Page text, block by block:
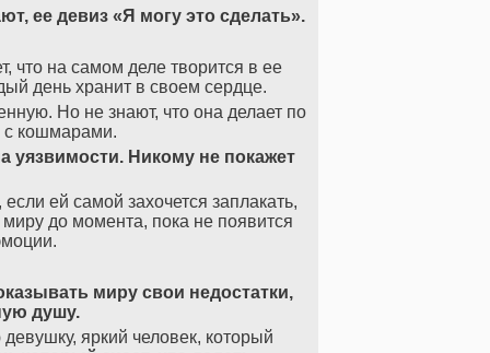
, ее девиз «Я могу это сделать».
что на самом деле творится в ее
день хранит в своем сердце.
Но не знают, что она делает по
с кошмарами.
уязвимости. Никому не покажет
ей самой захочется заплакать,
миру до момента, пока не появится
миру свои недостатки,
душу.
яркий человек, который